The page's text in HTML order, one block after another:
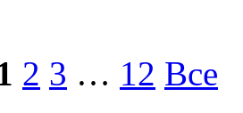
2 3 … 12 Все